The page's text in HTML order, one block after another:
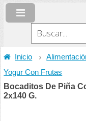
Inicio
Yogur Con Frutas
Bocaditos De Piña
2x140 G.